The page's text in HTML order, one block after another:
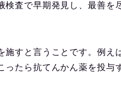
検査で早期発見し、最善を
施すと言うことです。例え
ったら抗てんかん薬を投与